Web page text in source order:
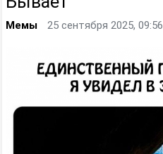
Мемы 25 сентября 2025, 09:56